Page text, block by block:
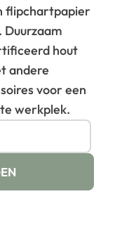
flipchartpapier
hout
andere
voor een
werkplek.